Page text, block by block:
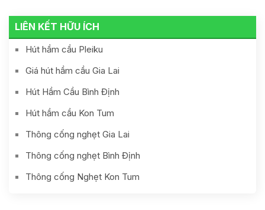
LIÊN KẾT HỮU ÍCH
Hút hầm cầu Pleiku
Giá hút hầm cầu Gia Lai
Hút Hầm Cầu Bình Định
Hút hầm cầu Kon Tum
Thông cống nghẹt Gia Lai
Thông cống nghẹt Bình Định
Thông cống Nghẹt Kon Tum